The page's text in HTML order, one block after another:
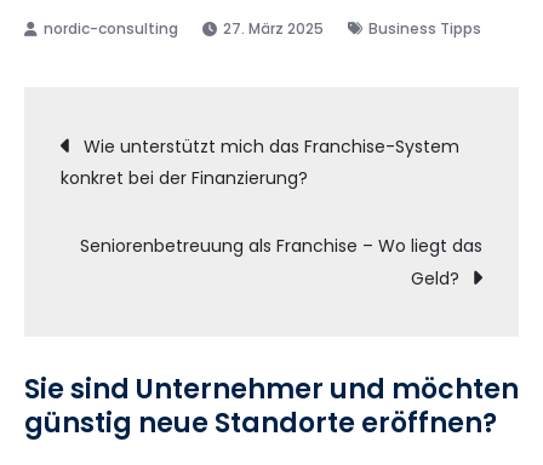
27. März 2025 Business Tipps
Wie unterstützt mich das Franchise-System
konkret bei der Finanzierung?
Seniorenbetreuung als Franchise – Wo liegt das
Geld?
Sie sind Unternehmer und möchten
günstig neue Standorte eröffnen?